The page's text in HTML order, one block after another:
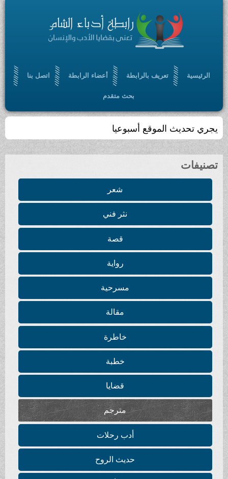
الرئيسية تعريف بالرابطة أعضاء الرابطة اتصل بنا
بحث متقدم
يجري تحديث الموقع أسبوعيا
تصنيفات
شعر
نثر فني
قصة
رواية
مسرحية
مقالة
خاطرة
خطبة
قضايا
مترجم
أدب رحلات
حديث الروح